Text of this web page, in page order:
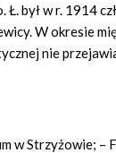
był w r. 1914
W okresie
nie
w Strzyżowie; –